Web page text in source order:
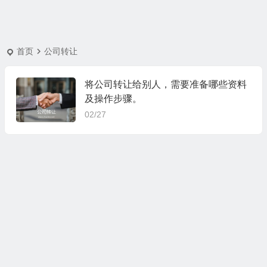
首页 公司转让
将公司转让给别人，需要准备哪些资料
及操作步骤。
02/27